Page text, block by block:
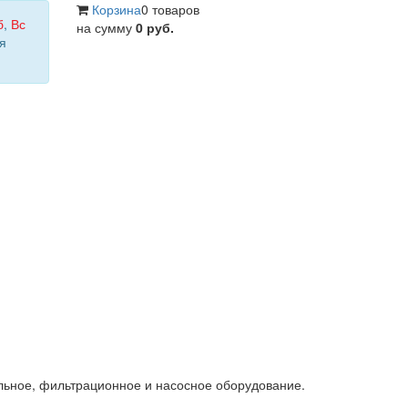
, Вс
Корзина0 товаров
на сумму 0 руб.
фильтрационное и насосное оборудование.